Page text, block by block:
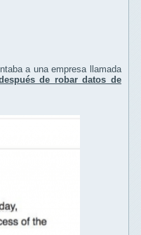
a una empresa llamada
de robar datos de